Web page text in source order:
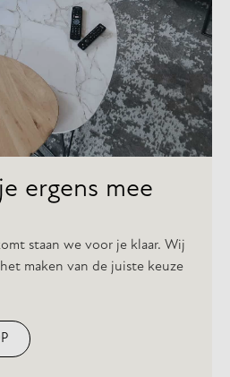
ergens mee
ergens mee
staan we voor je klaar. Wij
maken van de juiste keuze